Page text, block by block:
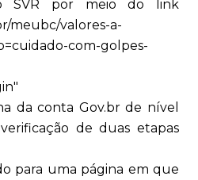
SVR por meio do link
meubc/valores-a-
com-golpes-
da conta Gov.br de nível
de duas etapas
para uma página em que